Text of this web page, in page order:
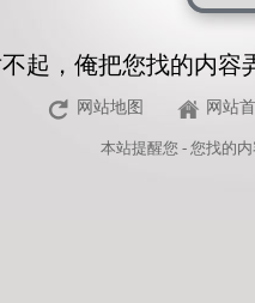
起，俺把您找的内容
网站地图 网站
本站提醒您 - 您找的